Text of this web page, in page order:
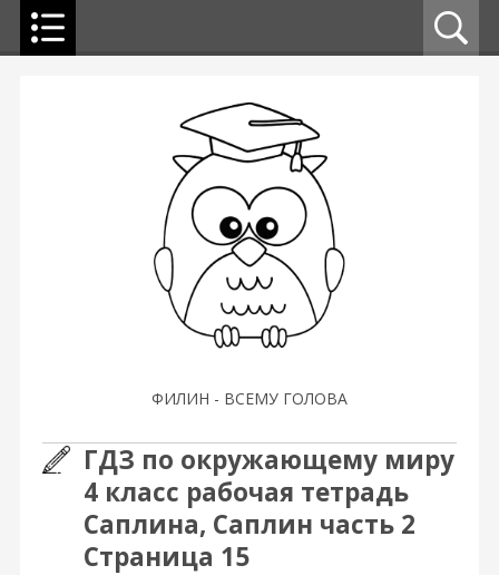
ФИЛИН - ВСЕМУ ГОЛОВА
ГДЗ по окружающему миру
4 класс рабочая тетрадь
Саплина, Саплин часть 2
Страница 15